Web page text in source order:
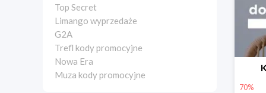
Top Secret
Limango wyprzedaże
G2A
Trefl kody promocyjne
Nowa Era
Muza kody promocyjne
70%